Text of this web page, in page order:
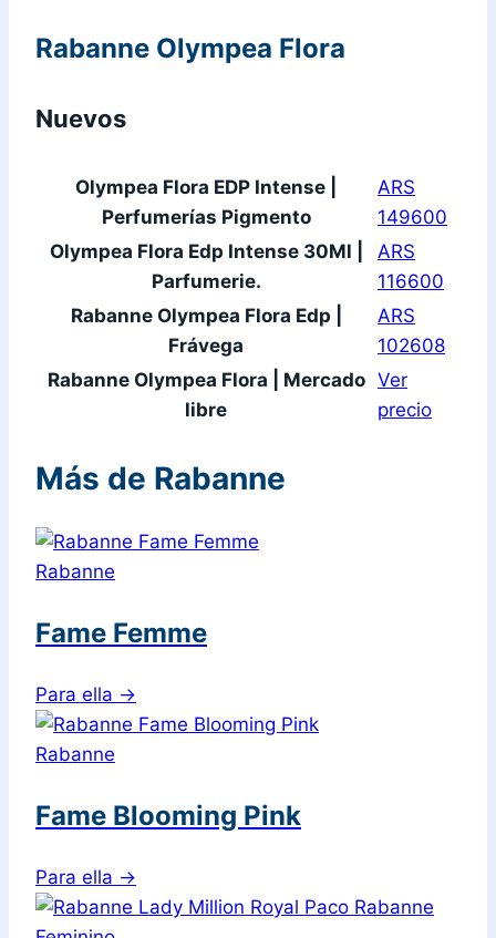
Rabanne Olympea Flora
Nuevos
Olympea Flora EDP Intense |
Perfumerías Pigmento
ARS
149600
Olympea Flora Edp Intense 30Ml |
Parfumerie.
ARS
116600
Rabanne Olympea Flora Edp |
Frávega
ARS
102608
Rabanne Olympea Flora | Mercado
libre
Ver
precio
Más de Rabanne
Rabanne
Fame Femme
Para ella →
Rabanne
Fame Blooming Pink
Para ella →